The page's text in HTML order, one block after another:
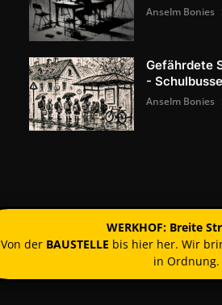
Anselm Bonies
Gefährdete
-
Anselm Bonies
WERKHOF: Breite
Von der BAUSTELLE bis hier her. Wir
in Ordnung.